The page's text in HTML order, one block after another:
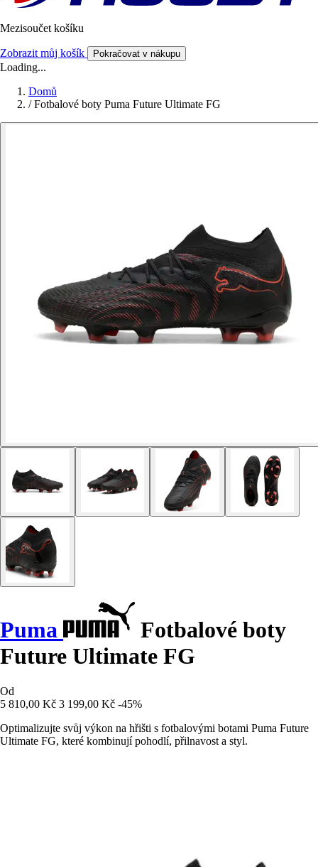
Mezisoučet košíku
Zobrazit můj košík Pokračovat v nákupu
Loading...
Domů
/ Fotbalové boty Puma Future Ultimate FG
Puma
Fotbalové boty
Future Ultimate FG
Od
5 810,00 Kč 3 199,00 Kč -45%
Optimalizujte svůj výkon na hřišti s fotbalovými botami Puma Future
Ultimate FG, které kombinují pohodlí, přilnavost a styl.